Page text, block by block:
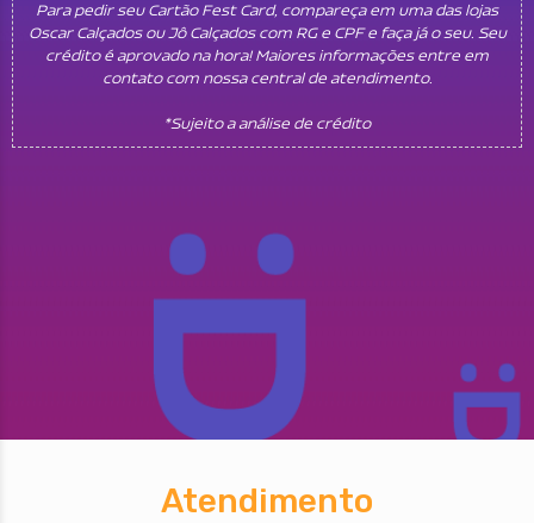
Para pedir seu Cartão Fest Card, compareça em uma das lojas
Oscar Calçados ou Jô Calçados com RG e CPF e faça já o seu. Seu
crédito é aprovado na hora! Maiores informações entre em
contato com nossa central de atendimento.
*Sujeito a análise de crédito
Atendimento